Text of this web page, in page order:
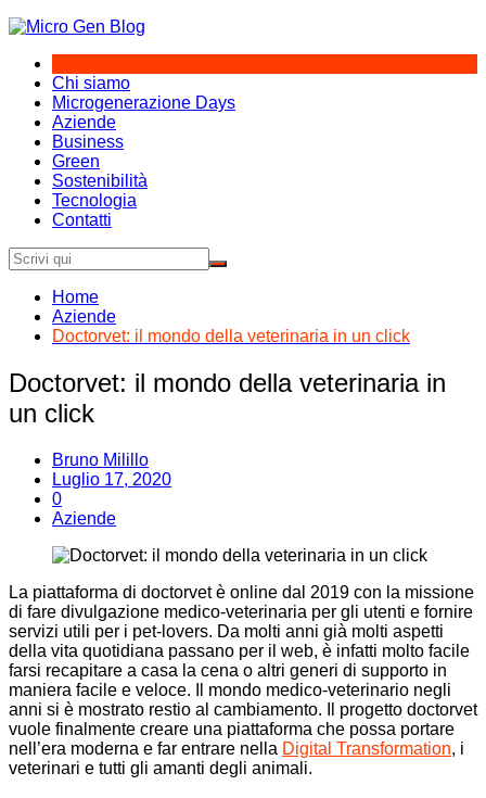
Salta
contenuto
Chi siamo
Microgenerazione Days
Aziende
Business
Green
Sostenibilità
Tecnologia
Contatti
Home
Aziende
Doctorvet: il mondo della veterinaria in un click
Doctorvet: il mondo della veterinaria in
un click
Bruno Milillo
Luglio 17, 2020
0
Aziende
La piattaforma di doctorvet è online dal 2019 con la missione
di fare divulgazione medico-veterinaria per gli utenti e fornire
servizi utili per i pet-lovers. Da molti anni già molti aspetti
della vita quotidiana passano per il web, è infatti molto facile
farsi recapitare a casa la cena o altri generi di supporto in
maniera facile e veloce. Il mondo medico-veterinario negli
anni si è mostrato restio al cambiamento. Il progetto doctorvet
vuole finalmente creare una piattaforma che possa portare
nell’era moderna e far entrare nella Digital Transformation, i
veterinari e tutti gli amanti degli animali.